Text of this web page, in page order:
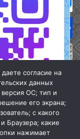
согласие на
данных
ОС; тип и
его экрана;
с какого
Браузера; какие
нажимает